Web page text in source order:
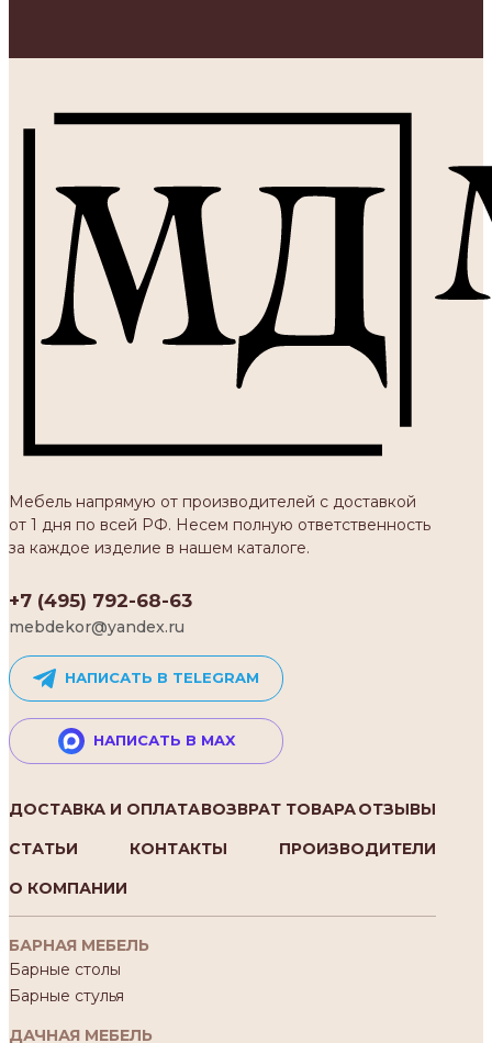
Мебель напрямую от производителей с доставкой
от 1 дня по всей РФ. Несем полную ответственность
за каждое изделие в нашем каталоге.
+7 (495) 792-68-63
mebdekor@yandex.ru
НАПИСАТЬ В TELEGRAM
НАПИСАТЬ В MAX
ДОСТАВКА И ОПЛАТАВОЗВРАТ ТОВАРАОТЗЫВЫ
СТАТЬИ
КОНТАКТЫ
ПРОИЗВОДИТЕЛИ
О КОМПАНИИ
БАРНАЯ МЕБЕЛЬ
Барные столы
Барные стулья
ДАЧНАЯ МЕБЕЛЬ